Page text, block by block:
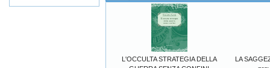
L'OCCULTA STRATEGIA DELLA
LA